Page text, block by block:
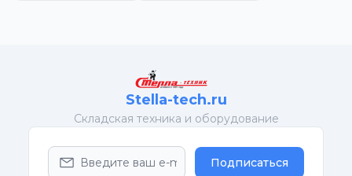
Stella-tech.ru
Cкладская техника и оборудование
Подписаться